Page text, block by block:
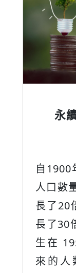
平台興
事件之
和生活
式，通
和驗證